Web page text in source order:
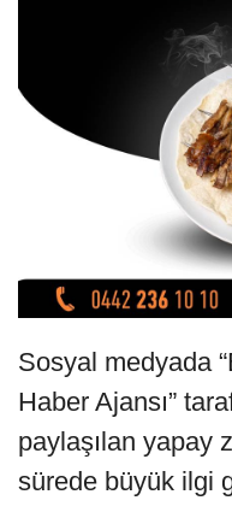
Sosyal medyada
Haber Ajansı”
paylaşılan yapay
sürede büyük ilgi